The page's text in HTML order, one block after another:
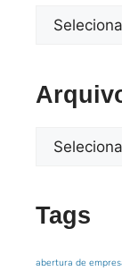
Tags
abertura de